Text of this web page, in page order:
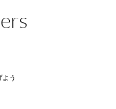
う​